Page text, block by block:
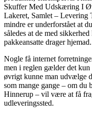
Skuffer Med Udskæring I
Lakeret, Samlet – Levering
mindre er underforstået at
således at de med
pakkeansatte drager hjemad.
Nogle få internet
men i reglen gælder det
øvrigt kunne man udvælge
som mange gange – om
Hinnerup – vil være at få
udleveringssted.